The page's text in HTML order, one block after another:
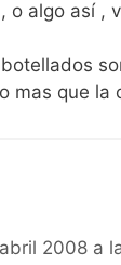
o algo así ,
mas que la
2008 a